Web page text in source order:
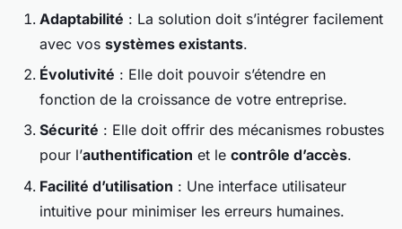
Adaptabilité : La solution doit s’intégrer facilement
avec vos systèmes existants.
Évolutivité : Elle doit pouvoir s’étendre en
fonction de la croissance de votre entreprise.
Sécurité : Elle doit offrir des mécanismes robustes
pour l’authentification et le contrôle d’accès.
Facilité d’utilisation : Une interface utilisateur
intuitive pour minimiser les erreurs humaines.